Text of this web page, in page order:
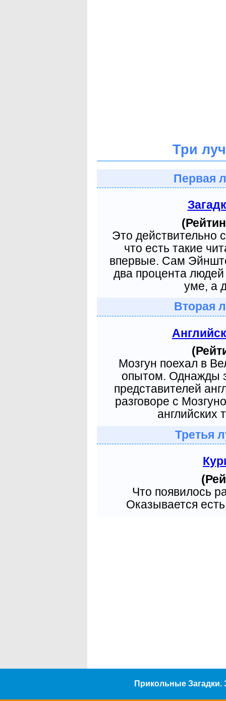
Три
Первая
Это действительно
что есть такие
впервые. Сам
два процента людей
уме, а
Вторая
Мозгун поехал в
опытом. Однажды
представителей
разговоре с
английских
Третья
Что появилось
Оказывается
Прикольные Загадки.